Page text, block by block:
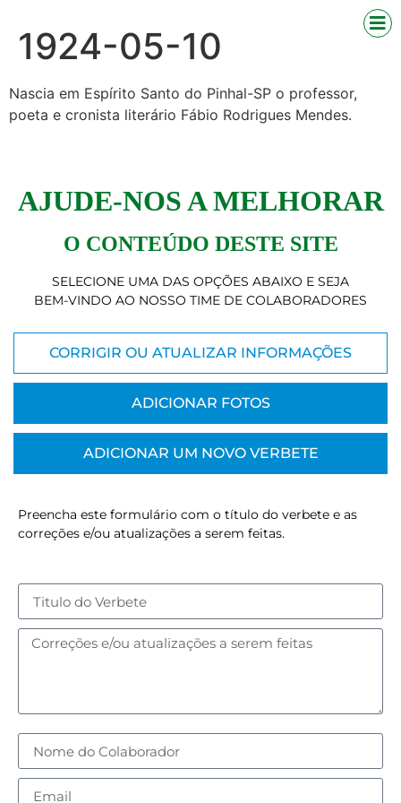
1924-05-10
Nascia em Espírito Santo do Pinhal-SP o professor,
poeta e cronista literário Fábio Rodrigues Mendes.
AJUDE-NOS A MELHORAR
O CONTEÚDO DESTE SITE
SELECIONE UMA DAS OPÇÕES ABAIXO E SEJA
BEM-VINDO AO NOSSO TIME DE COLABORADORES
CORRIGIR OU ATUALIZAR INFORMAÇÕES
ADICIONAR FOTOS
ADICIONAR UM NOVO VERBETE
Preencha este formulário com o título do verbete e as
correções e/ou atualizações a serem feitas.